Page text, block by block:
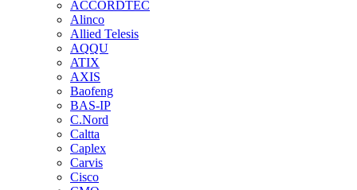
ACCORDTEC
Alinco
Allied Telesis
AQQU
ATIX
AXIS
Baofeng
BAS-IP
C.Nord
Caltta
Caplex
Carvis
Cisco